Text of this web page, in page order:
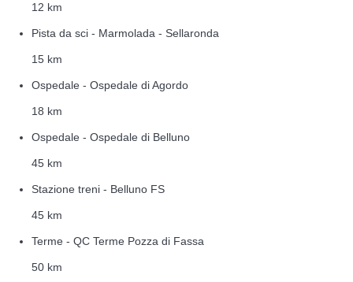
12 km
Pista da sci - Marmolada - Sellaronda
15 km
Ospedale - Ospedale di Agordo
18 km
Ospedale - Ospedale di Belluno
45 km
Stazione treni - Belluno FS
45 km
Terme - QC Terme Pozza di Fassa
50 km